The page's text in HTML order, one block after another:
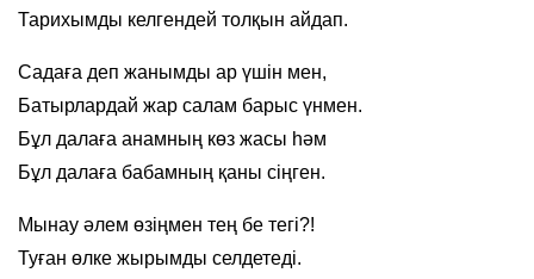
Тарихымды келгендей толқын айдап.
Садаға деп жанымды ар үшін мен,
Батырлардай жар салам барыс үнмен.
Бұл далаға анамның көз жасы һәм
Бұл далаға бабамның қаны сіңген.
Мынау әлем өзіңмен тең бе тегі?!
Туған өлке жырымды селдетеді.